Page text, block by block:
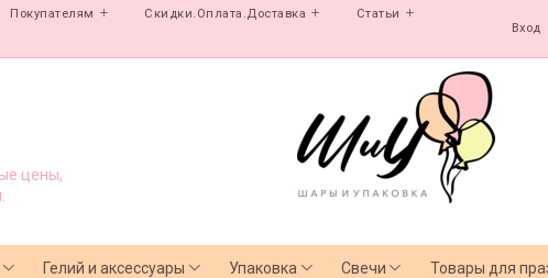
Покупателям Скидки.Оплата.Доставка Статьи
Вход
цены,
Гелий и аксессуары Упаковка Свечи Товары для